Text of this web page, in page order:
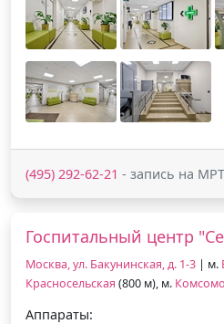
(495) 292-62-21 - запись на МРТ
Госпитальный центр
Москва, ул. Бакунинская, д. 1-3 | м.
Красносельская (800 м), м.
Аппараты: